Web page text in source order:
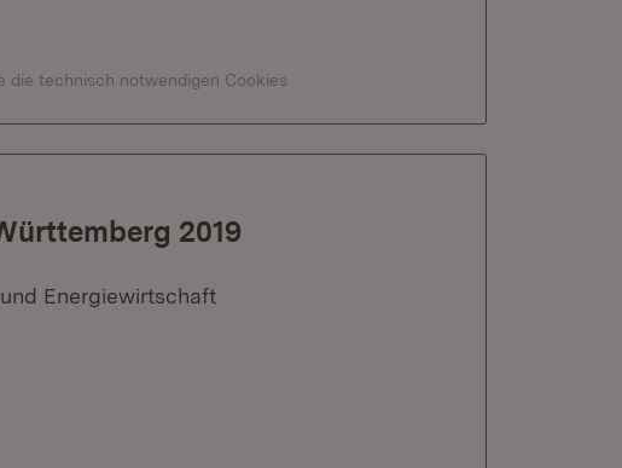
die technisch notwendigen Cookies
2019
Energiewirtschaft